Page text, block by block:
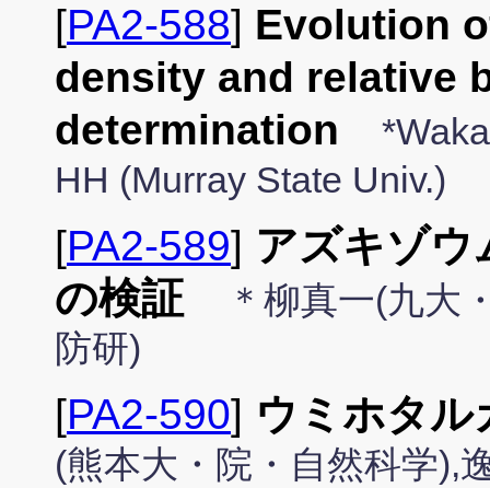
[PA2-588] Evolution
density and relative
determination
HH (Murray State Univ.)
[PA2-589] アズキゾ
の検証
＊柳真一(九大
防研)
[PA2-590] ウミホタル
(熊本大・院・自然科学),